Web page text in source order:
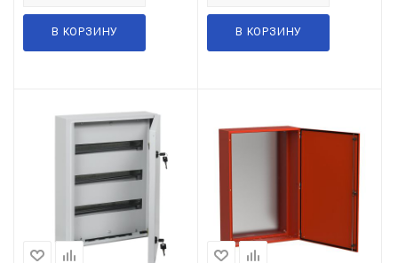
В КОРЗИНУ В КОРЗИНУ